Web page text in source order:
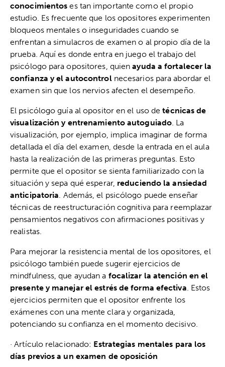
conocimientos es tan importante como el propio
estudio. Es frecuente que los opositores experimenten
bloqueos mentales o inseguridades cuando se
enfrentan a simulacros de examen o al propio día de la
prueba. Aquí es donde entra en juego el trabajo del
psicólogo para opositores, quienayuda a fortalecer la
confianza y el autocontrolnecesarios para abordar el
examen sin que los nervios afecten el desempeño.
El psicólogo guía al opositor en el uso detécnicas de
visualización y entrenamiento autoguiado . La
visualización, por ejemplo, implica imaginar de forma
detallada el día del examen, desde la entrada en el aula
hasta la realización de las primeras preguntas. Esto
permite que el opositor se sienta familiarizado con la
situación y sepa qué esperar, reduciendo la ansiedad
anticipatoria . Además, el psicólogo puede enseñar
técnicas de reestructuración cognitiva para reemplazar
pensamientos negativos con afirmaciones positivas y
realistas.
Para mejorar la resistencia mental de los opositores, el
psicólogo también puede sugerir ejercicios de
mindfulness, que ayudan a focalizar la atención en el
presente y manejar el estrés de forma efectiva . Estos
ejercicios permiten que el opositor enfrente los
exámenes con una mente clara y organizada,
potenciando su confianza en el momento decisivo.
· Artículo relacionado: Estrategias mentales para los
días previos a un examen de oposición